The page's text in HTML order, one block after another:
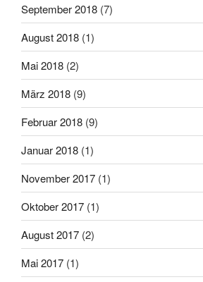
September 2018 (7)
August 2018 (1)
Mai 2018 (2)
März 2018 (9)
Februar 2018 (9)
Januar 2018 (1)
November 2017 (1)
Oktober 2017 (1)
August 2017 (2)
Mai 2017 (1)